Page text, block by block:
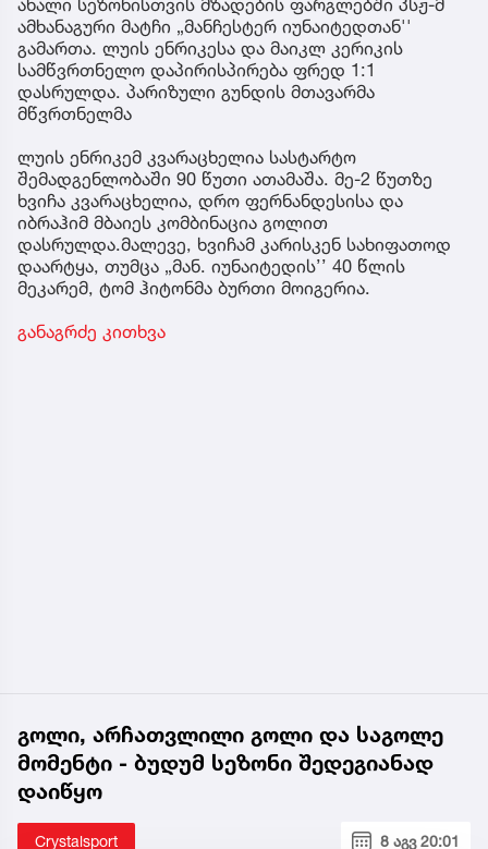
ახალი სეზონისთვის მზადების ფარგლებში პსჟ-მ
ამხანაგური მატჩი „მანჩესტერ იუნაიტედთან''
გამართა. ლუის ენრიკესა და მაიკლ კერიკის
სამწვრთნელო დაპირისპირება ფრედ 1:1
დასრულდა. პარიზული გუნდის მთავარმა
მწვრთნელმა
ლუის ენრიკემ კვარაცხელია სასტარტო
შემადგენლობაში 90 წუთი ათამაშა. მე-2 წუთზე
ხვიჩა კვარაცხელია, დრო ფერნანდესისა და
იბრაჰიმ მბაიეს კომბინაცია გოლით
დასრულდა.მალევე, ხვიჩამ კარისკენ სახიფათოდ
დაარტყა, თუმცა „მან. იუნაიტედის’’ 40 წლის
მეკარემ, ტომ ჰიტონმა ბურთი მოიგერია.
განაგრძე კითხვა
გოლი, არჩათვლილი გოლი და საგოლე
მომენტი - ბუდუმ სეზონი შედეგიანად
დაიწყო
Crystalsport 8 აგვ 20:01